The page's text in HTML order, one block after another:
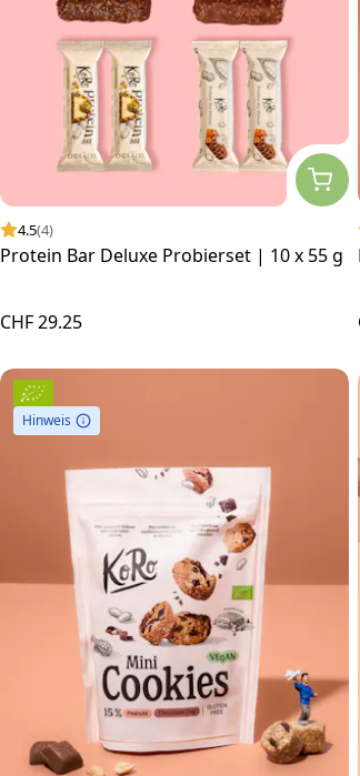
4.5(4)
Protein Bar Deluxe Probierset | 10 x 55 g
CHF 29.25
Hinweis